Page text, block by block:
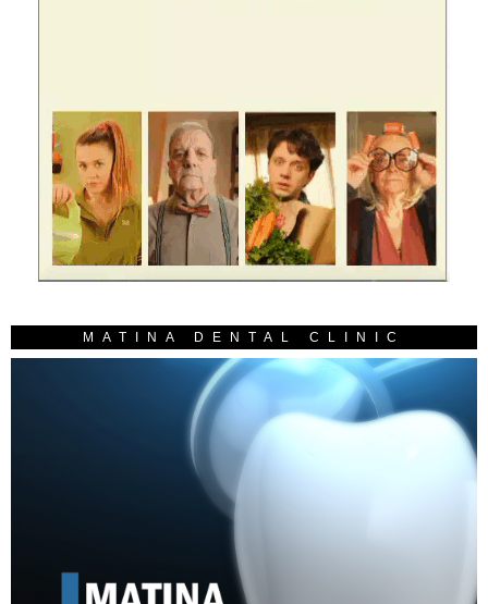
MATINA DENTAL CLINIC